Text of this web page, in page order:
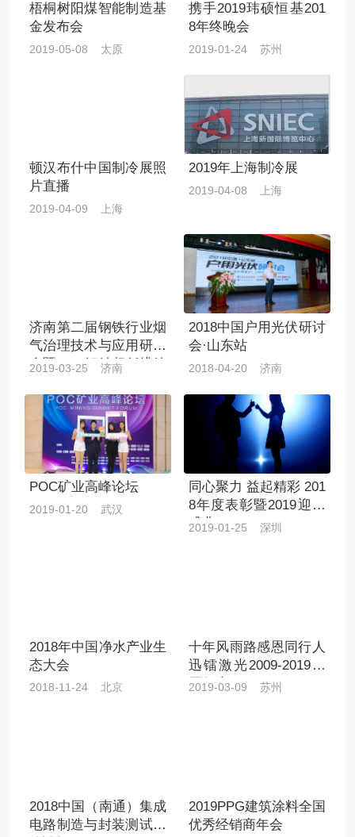
梧桐树阳煤智能制造基
金发布会
2019-05-08 太原
携手2019玮硕恒基201
8年终晚会
2019-01-24 苏州
顿汉布什中国制冷展照
片直播
2019-04-09 上海
2019年上海制冷展
2019-04-08 上海
济南第二届钢铁行业烟
气治理技术与应用研讨
会暨2019钢铁超低排放
2019-03-25 济南
2018中国户用光伏研讨
会·山东站
2018-04-20 济南
POC矿业高峰论坛
2019-01-20 武汉
同心聚力 益起精彩 201
8年度表彰暨2019迎春
盛典
2019-01-25 深圳
2018年中国净水产业生
态大会
2018-11-24 北京
十年风雨路感恩同行人
迅镭激光2009-2019十
周年庆
2019-03-09 苏州
2018中国（南通）集成
电路制造与封装测试高
2019PPG建筑涂料全国
优秀经销商年会